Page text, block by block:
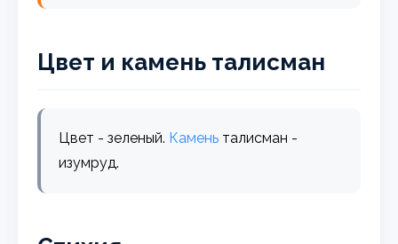
Цвет и камень талисман
Цвет - зеленый. Камень талисман -
изумруд.